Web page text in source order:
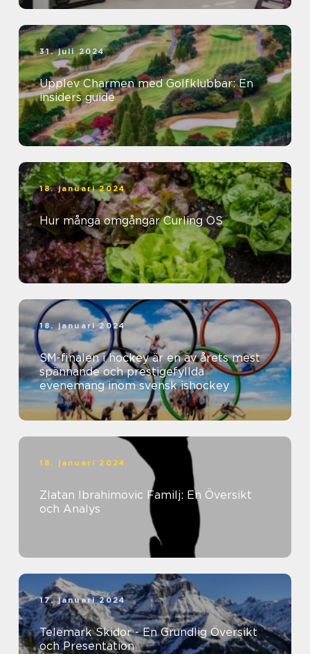
31. juli 2024
Upplev Charmen med Golfklubbar: En
insiders guide
18. januari 2024
Hur många omgångar Curling OS
18. januari 2024
SM-finalen i hockey är en av årets mest
spännande och prestigefyllda
evenemang inom svensk ishockey
18. januari 2024
Zlatan Ibrahimovic Familj: En Översikt
och Analys
17. januari 2024
Telemark Skidor - En Grundlig Översikt
och Presentation